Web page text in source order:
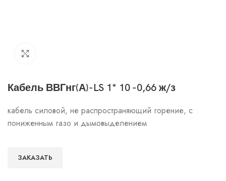
Кабель ВВГнг(А)-LS 1* 10 -0,66 ж/з
кабель силовой, не распространяющий горение, с
пониженным газо и дымовыделением
ЗАКАЗАТЬ